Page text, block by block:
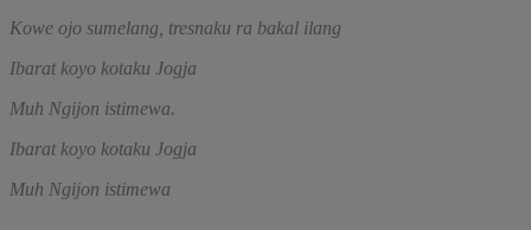
Kowe ojo sumelang, tresnaku ra bakal ilang
Ibarat koyo kotaku Jogja
Muh Ngijon istimewa.
Ibarat koyo kotaku Jogja
Muh Ngijon istimewa